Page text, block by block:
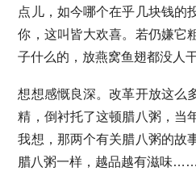
点儿，如今哪个在乎几块钱的
你，这叫皆大欢喜。若仍嫌它
子什么的，放燕窝鱼翅都没人干
想想感慨良深。改革开放这么
精，倒衬托了这顿腊八粥，当
我想，那两个有关腊八粥的故
腊八粥一样，越品越有滋味……